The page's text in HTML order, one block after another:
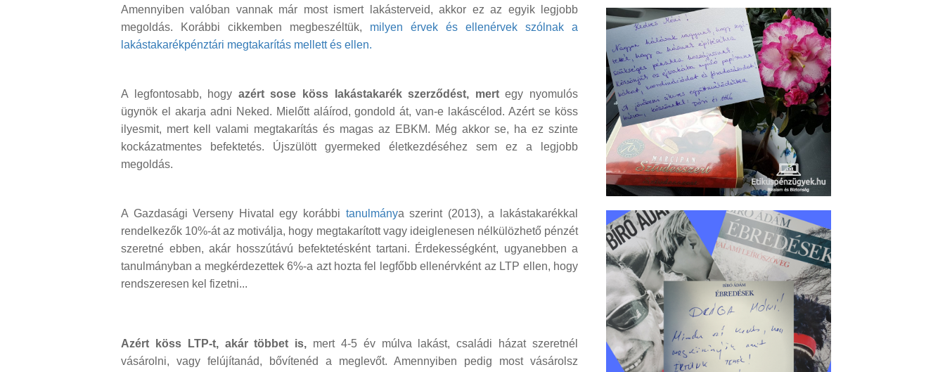
Amennyiben valóban vannak már most ismert lakásterveid, akkor ez az egyik legjobb
megoldás. Korábbi cikkemben megbeszéltük, milyen érvek és ellenérvek szólnak a
lakástakarékpénztári megtakarítás mellett és ellen.
A legfontosabb, hogy azért sose köss lakástakarék szerződést, mertegy nyomulós
ügynök el akarja adni Neked. Mielőtt aláírod, gondold át, van-e lakáscélod. Azért se köss
ilyesmit, mert kell valami megtakarítás és magas az EBKM. Még akkor se, ha ez szinte
kockázatmentes befektetés. Újszülött gyermeked életkezdéséhez sem ez a legjobb
megoldás.
A Gazdasági Verseny Hivatal egy korábbi tanulmánya szerint (2013), a lakástakarékkal
rendelkezők 10%-át az motiválja, hogy megtakarított vagy ideiglenesen nélkülözhető pénzét
szeretné ebben, akár hosszútávú befektetésként tartani. Érdekességként, ugyanebben a
tanulmányban a megkérdezettek 6%-a azt hozta fel legfőbb ellenérvként az LTP ellen, hogy
rendszeresen kel fizetni...
Azért köss LTP-t, akár többet is, mert 4-5 év múlva lakást, családi házat szeretnél
vásárolni, vagy felújítanád, bővítenéd a meglevőt. Amennyiben pedig most vásárolsz